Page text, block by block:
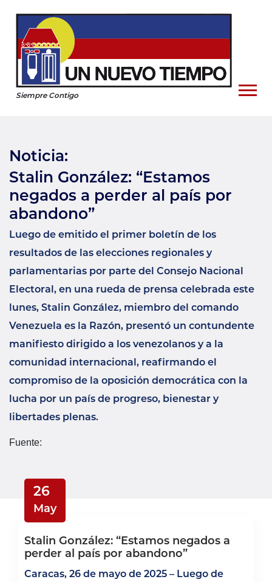
Siempre Contigo
Noticia:
Stalin González: “Estamos
negados a perder al país por
abandono”
Luego de emitido el primer boletín de los
resultados de las elecciones regionales y
parlamentarias por parte del Consejo Nacional
Electoral, en una rueda de prensa celebrada este
lunes, Stalin González, miembro del comando
Venezuela es la Razón, presentó un contundente
manifiesto dirigido a los venezolanos y a la
comunidad internacional, reafirmando el
compromiso de la oposición democrática con la
lucha por un país de progreso, bienestar y
libertades plenas.
Fuente:
26
May
Stalin González: “Estamos negados a
perder al país por abandono”
Caracas, 26 de mayo de 2025 – Luego de